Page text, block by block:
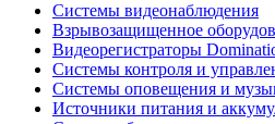
Системы видеонаблюдения
Взрывозащищенное
Видеорегистраторы
Системы контроля и
Системы оповещения и
Источники питания и